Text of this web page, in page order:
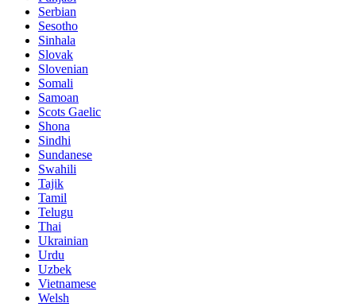
Serbian
Sesotho
Sinhala
Slovak
Slovenian
Somali
Samoan
Scots Gaelic
Shona
Sindhi
Sundanese
Swahili
Tajik
Tamil
Telugu
Thai
Ukrainian
Urdu
Uzbek
Vietnamese
Welsh